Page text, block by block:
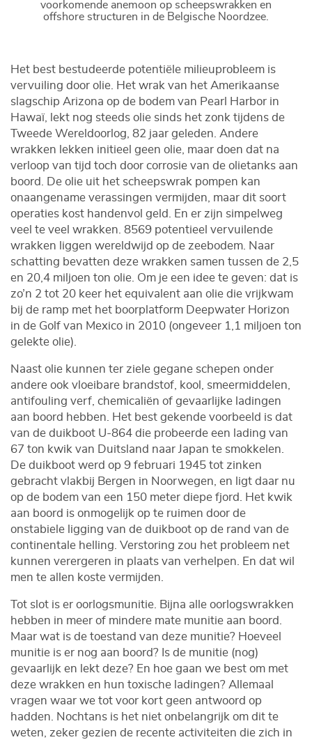
voorkomende anemoon op scheepswrakken en
offshore structuren in de Belgische Noordzee.
Het best bestudeerde potentiële milieuprobleem is
vervuiling door olie. Het wrak van het Amerikaanse
slagschip Arizona op de bodem van Pearl Harbor in
Hawaï, lekt nog steeds olie sinds het zonk tijdens de
Tweede Wereldoorlog, 82 jaar geleden. Andere
wrakken lekken initieel geen olie, maar doen dat na
verloop van tijd toch door corrosie van de olietanks aan
boord. De olie uit het scheepswrak pompen kan
onaangename verassingen vermijden, maar dit soort
operaties kost handenvol geld. En er zijn simpelweg
veel te veel wrakken. 8569 potentieel vervuilende
wrakken liggen wereldwijd op de zeebodem. Naar
schatting bevatten deze wrakken samen tussen de 2,5
en 20,4 miljoen ton olie. Om je een idee te geven: dat is
zo’n 2 tot 20 keer het equivalent aan olie die vrijkwam
bij de ramp met het boorplatform Deepwater Horizon
in de Golf van Mexico in 2010 (ongeveer 1,1 miljoen ton
gelekte olie).
Naast olie kunnen ter ziele gegane schepen onder
andere ook vloeibare brandstof, kool, smeermiddelen,
antifouling verf, chemicaliën of gevaarlijke ladingen
aan boord hebben. Het best gekende voorbeeld is dat
van de duikboot U-864 die probeerde een lading van
67 ton kwik van Duitsland naar Japan te smokkelen.
De duikboot werd op 9 februari 1945 tot zinken
gebracht vlakbij Bergen in Noorwegen, en ligt daar nu
op de bodem van een 150 meter diepe fjord. Het kwik
aan boord is onmogelijk op te ruimen door de
onstabiele ligging van de duikboot op de rand van de
continentale helling. Verstoring zou het probleem net
kunnen verergeren in plaats van verhelpen. En dat wil
men te allen koste vermijden.
Tot slot is er oorlogsmunitie. Bijna alle oorlogswrakken
hebben in meer of mindere mate munitie aan boord.
Maar wat is de toestand van deze munitie? Hoeveel
munitie is er nog aan boord? Is de munitie (nog)
gevaarlijk en lekt deze? En hoe gaan we best om met
deze wrakken en hun toxische ladingen? Allemaal
vragen waar we tot voor kort geen antwoord op
hadden. Nochtans is het niet onbelangrijk om dit te
weten, zeker gezien de recente activiteiten die zich in